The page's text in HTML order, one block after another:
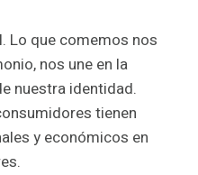
Lo que comemos nos
nos une en la
nuestra identidad.
tienen
y económicos en